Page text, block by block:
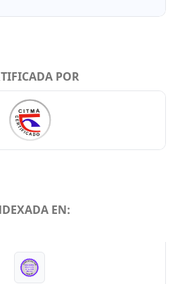
POR
EN: